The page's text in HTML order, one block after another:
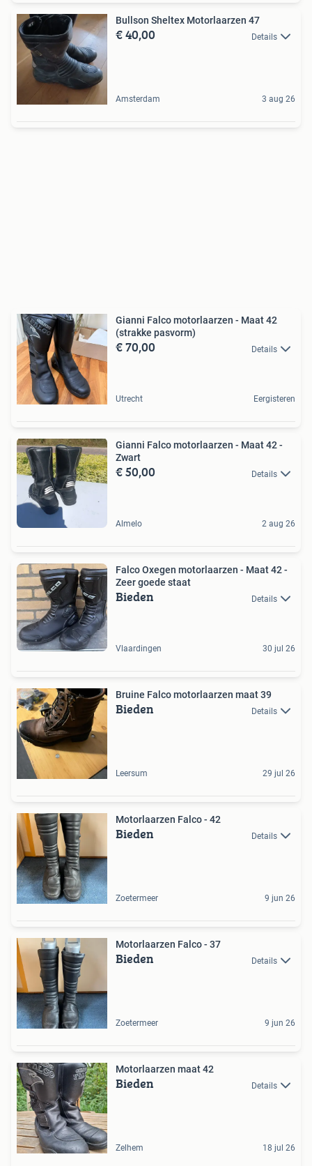
Bullson Sheltex Motorlaarzen 47
€ 40,00 Details
Amsterdam 3 aug 26
Gianni Falco motorlaarzen - Maat 42
(strakke pasvorm)
€ 70,00 Details
Utrecht Eergisteren
Gianni Falco motorlaarzen - Maat 42 -
Zwart
€ 50,00 Details
Almelo 2 aug 26
Falco Oxegen motorlaarzen - Maat 42 -
Zeer goede staat
Bieden Details
Vlaardingen 30 jul 26
Bruine Falco motorlaarzen maat 39
Bieden Details
Leersum 29 jul 26
Motorlaarzen Falco - 42
Bieden Details
Zoetermeer 9 jun 26
Motorlaarzen Falco - 37
Bieden Details
Zoetermeer 9 jun 26
Motorlaarzen maat 42
Bieden Details
Zelhem 18 jul 26